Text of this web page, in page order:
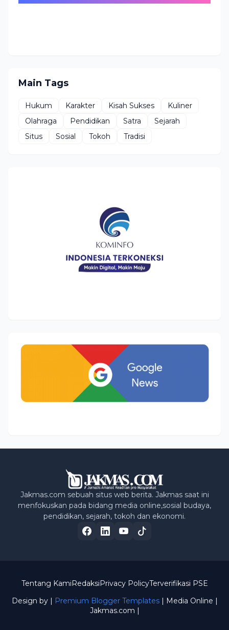
Main Tags
Hukum Karakter Kisah Sukses
Kuliner
Olahraga
Pendidikan Satra
Sejarah
Situs
Sosial Tokoh Tradisi
Jakmas.com sebuah situs web berita. Jakmas saat ini
menfokuskan pada bidang media online,sosial budaya,
pendidikan, sejarah, tokoh dan ekonomi.
Design by | Premium Blogger Templates| Media Online |
Jakmas.com |
Tentang KamiRedaksiPrivacy PolicyTerverifikasi PSE